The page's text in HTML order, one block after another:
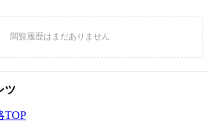
ツ
TOP